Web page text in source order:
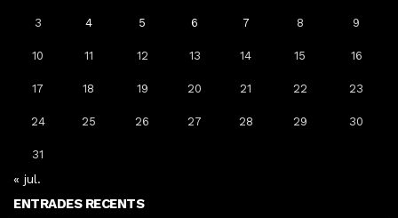
3 4 5 6 7 8 9
10 11 12 13 14 15 16
17 18 19 20 21 22 23
24 25 26 27 28 29 30
31
« jul.
ENTRADES RECENTS